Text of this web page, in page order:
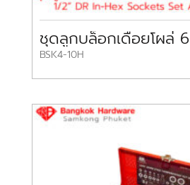
BSK4-10H